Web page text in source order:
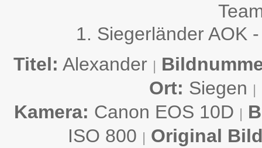
1. Siegerländer AOK
Titel: Alexander |
Ort: Siegen |
Kamera: Canon EOS 10D |
ISO 800 | Original